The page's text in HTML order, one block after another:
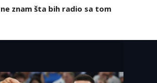
znam šta bih radio sa tom